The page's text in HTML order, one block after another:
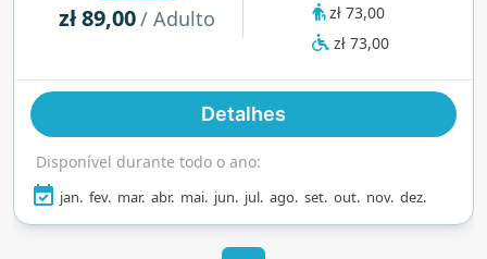
de extensão. Com água cristalina, spa, centro de
fitness e um aconchegante café mediterrâneo, é
estar.
zł 89,00/ Adulto
zł 73,00
zł 73,00
Detalhes
Disponível durante todo o ano:
jan. fev. mar. abr. mai. jun. jul. ago. set. out. nov. dez.